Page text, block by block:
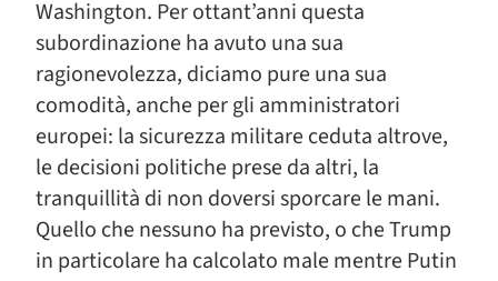
Washington. Per ottant’anni questa
subordinazione ha avuto una sua
ragionevolezza, diciamo pure una sua
comodità, anche per gli amministratori
europei: la sicurezza militare ceduta altrove,
le decisioni politiche prese da altri, la
tranquillità di non doversi sporcare le mani.
Quello che nessuno ha previsto, o che Trump
in particolare ha calcolato male mentre Putin